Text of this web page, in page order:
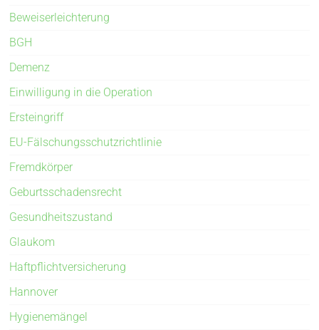
Beweiserleichterung
BGH
Demenz
Einwilligung in die Operation
Ersteingriff
EU-Fälschungsschutzrichtlinie
Fremdkörper
Geburtsschadensrecht
Gesundheitszustand
Glaukom
Haftpflichtversicherung
Hannover
Hygienemängel